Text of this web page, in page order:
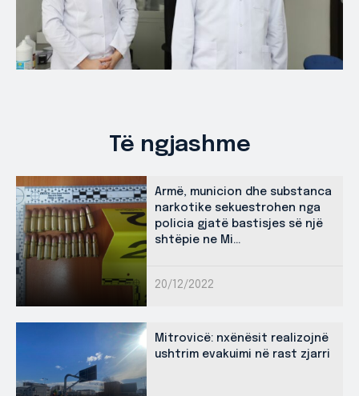
Të ngjashme
Armë, municion dhe substanca
narkotike sekuestrohen nga
policia gjatë bastisjes së një
shtëpie ne Mi...
20/12/2022
Mitrovicë: nxënësit realizojnë
ushtrim evakuimi në rast zjarri